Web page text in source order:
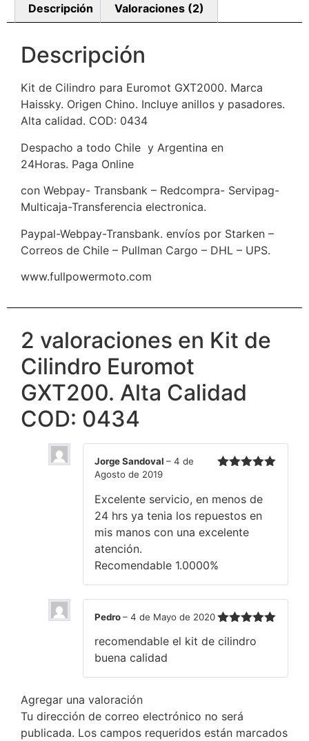
Descripción Valoraciones (2)
Descripción
Kit de Cilindro para Euromot GXT2000. Marca
Haissky. Origen Chino. Incluye anillos y pasadores.
Alta calidad. COD: 0434
Despacho a todo Chile y Argentina en
24Horas. Paga Online
con Webpay- Transbank – Redcompra- Servipag-
Multicaja-Transferencia electronica.
Paypal-Webpay-Transbank. envíos por Starken –
Correos de Chile – Pullman Cargo – DHL – UPS.
www.fullpowermoto.com
2 valoraciones en Kit de
Cilindro Euromot
GXT200. Alta Calidad
COD: 0434
Jorge Sandoval – 4 de
Agosto de 2019
Excelente servicio, en menos de
24 hrs ya tenia los repuestos en
mis manos con una excelente
atención.
Recomendable 1.0000%
5de 5
Pedro– 4 de Mayo de 2020
recomendable el kit de cilindro
buena calidad
Agregar una valoración
Tu dirección de correo electrónico no será
publicada. Los campos requeridos están marcados